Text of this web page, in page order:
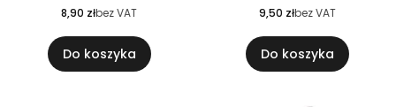
8,90 złbez VAT
Do koszyka
9,50 złbez VAT
Do koszyka